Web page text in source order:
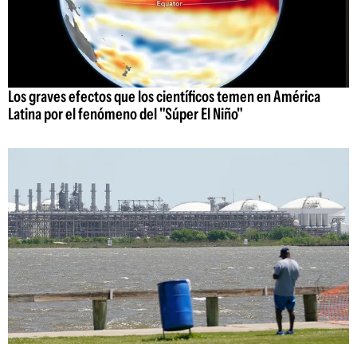
Los graves efectos que los científicos temen en América
Latina por el fenómeno del "Súper El Niño"